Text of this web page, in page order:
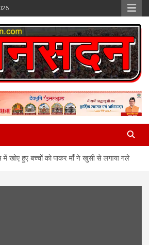
में खोए हुए बच्चों को पाकर माँ ने खुसी से लगाया गले